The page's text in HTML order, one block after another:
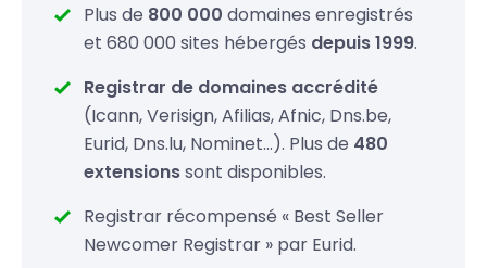
.fm
89,99 €
.tel
19,99 €
.bz
26,99 €
.cz
Plus de 800 000 domaines enregistrés
et 680 000 sites hébergés depuis 1999.
Registrar de domaines accrédité
(Icann, Verisign, Afilias, Afnic, Dns.be,
Eurid, Dns.lu, Nominet…). Plus de 480
extensionssont disponibles.
Registrar récompensé « Best Seller
Newcomer Registrar » par Eurid.